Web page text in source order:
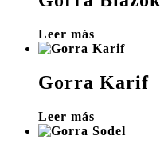
Leer más
Gorra Karif
Leer más